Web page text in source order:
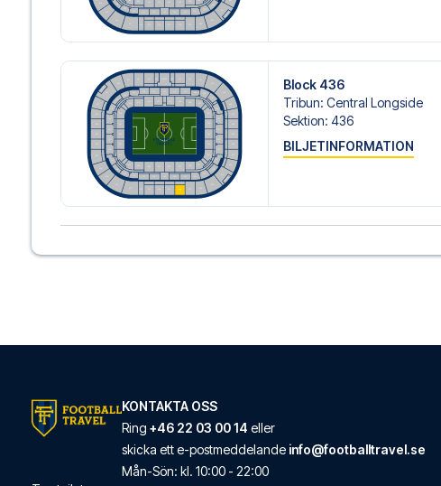
Block 436
Tribun: Central Longside
Sektion: 436
BILJETINFORMATION
KONTAKTA OSS
Ring +46 22 03 00 14 eller
skicka ett e-postmeddelande info@footballtravel.se
Mån-Sön: kl. 10:00 - 22:00